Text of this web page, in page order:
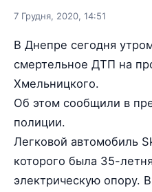
7 Грудня, 2020, 14:51
В Днепре сегодня
смертельное ДТП на
Хмельницкого.
Об этом сообщили в
полиции.
Легковой автомобиль
которого была 35-
электрическую опору.